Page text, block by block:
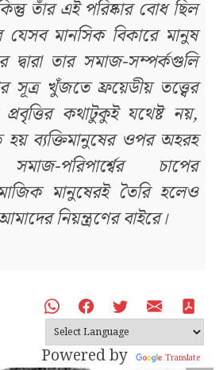
তাঁর এই পরিষ্কার বোধ ছিল
যেসব মানসিক বিকারে মানুষ
তার সমাজ-সম্পর্কগুলি
সূত্র খুঁজতে ফ্রয়েডীয় তত্ত্বের
কথাটুকুই যথেষ্ট নয়,
ব্যক্তিমানুষের ওপর অহরহ
পরিপার্শ্বের চাপের
মানুষেরই তৈরি হলেও
নিয়ন্ত্রণের বাইরে।
Powered by Translate